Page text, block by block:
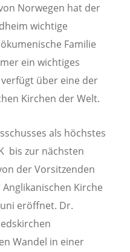
Norwegen hat der
wichtige
Familie
ein wichtiges
über eine der
Kirchen der Welt.
als höchstes
bis zur nächsten
der Vorsitzenden
Kirche
eröffnet. Dr.
Wandel in einer